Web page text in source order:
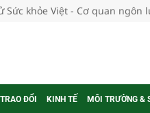
Sức khỏe Việt - Cơ quan ngôn
ĐỔI KINH TẾ MÔI TRƯỜNG &